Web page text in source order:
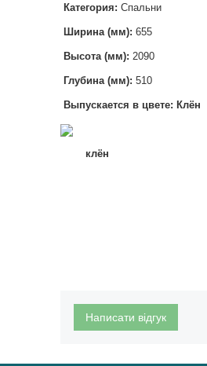
Категория: Спальни
Ширина (мм): 655
Высота (мм): 2090
Глубина (мм): 510
Выпускается в цвете: Клён
клён
Написати відгук